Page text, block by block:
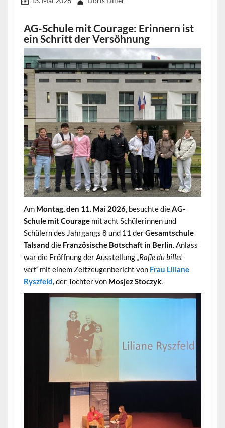
AG-Schule mit Courage: Erinnern ist
ein Schritt der Versöhnung
Am Montag, den 11. Mai 2026, besuchte dieAG-
Schule mit Couragemit acht Schülerinnen und
Schülern des Jahrgangs 8 und 11 derGesamtschule
Talsand die Französische Botschaft in Berlin. Anlass
war die Eröffnung der Ausstellung„Rafle du billet
vert“mit einem Zeitzeugenbericht von Frau Liliane
Ryszfeld, der Tochter von Mosjez Stoczyk.